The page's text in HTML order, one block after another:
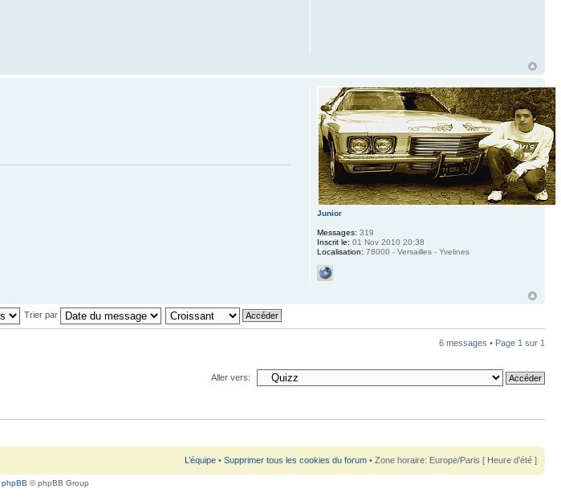
Junior
Messages: 319
Inscrit le: 01 Nov 2010 20:38
Localisation: 78000 - Versailles - Yvelines
Trier par
6 messages • Page 1 sur 1
Aller vers:
L’équipe • Supprimer tous les cookies du forum • Zone horaire: Europe/Paris [ Heure d’été ]
phpBB © phpBB Group